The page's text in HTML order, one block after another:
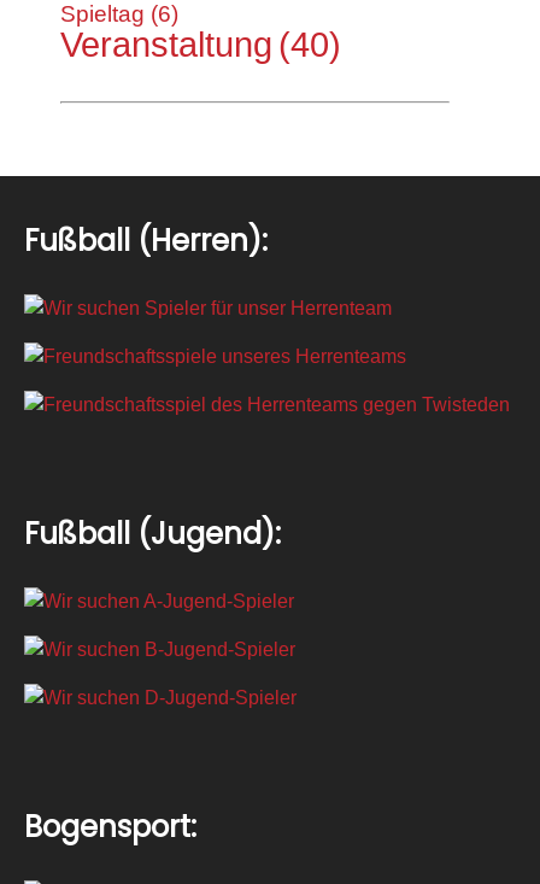
Spieltag (6)
Veranstaltung (40)
Fußball (Herren):
Fußball (Jugend):
Bogensport: